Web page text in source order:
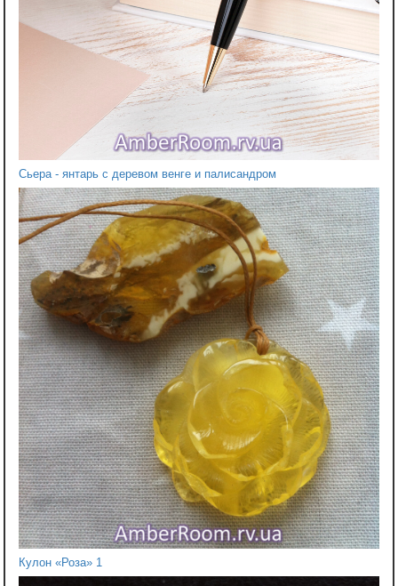
Сьера - янтарь с деревом венге и палисандром
Кулон «‎Роза» 1